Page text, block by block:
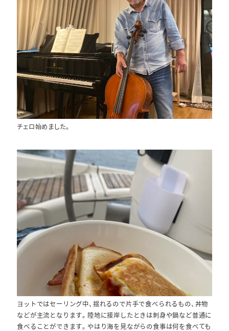
チェロ始めました。
ヨットではセーリング中、揺れるので片手で食べられるもの、丼物
などが主流となります。陸地に接岸したときは刺身や鍋など普通に
食べることができます。やはり海を見ながらの食事は何を食べても